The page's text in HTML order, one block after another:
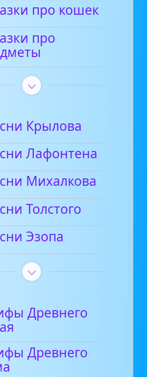
про кошек
про
Крылова
Лафонтена
Михалкова
Толстого
Эзопа
Древнего
Древнего